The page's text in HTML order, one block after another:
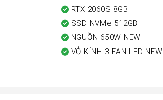
RTX 2060S 8GB
SSD NVMe 512GB
NGUỒN 650W NEW
VỎ KÍNH 3 FAN LED NEW